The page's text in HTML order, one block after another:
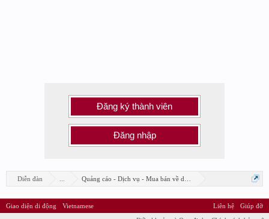
Đăng ký thành viên
Đăng nhập
Diễn đàn Quảng cáo - Dịch vụ - Mua bán về design
Giao diện di động Vietnamese Liên hệ
Giúp đỡ